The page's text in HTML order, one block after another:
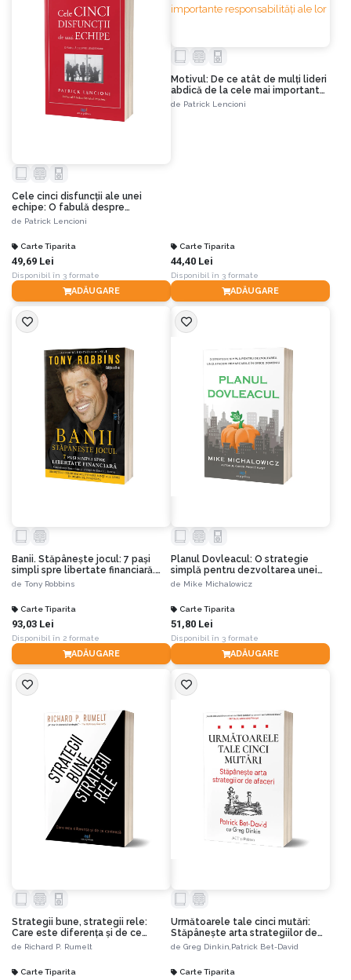
Cele cinci disfuncții ale unei
echipe: O fabulă despre
leadership
de Patrick Lencioni
Carte Tiparita
49,69 Lei
Disponibil în 3 formate
ADĂUGARE
Motivul: De ce atât de mulți lideri
abdică de la cele mai importante
responsabilități ale lor
de Patrick Lencioni
Carte Tiparita
44,40 Lei
Disponibil în 3 formate
ADĂUGARE
Banii. Stăpânește jocul: 7 pași
simpli spre libertate financiară.
Ediția a II-a
de Tony Robbins
Carte Tiparita
93,03 Lei
Disponibil în 2 formate
ADĂUGARE
Planul Dovleacul: O strategie
simplă pentru dezvoltarea unei
afaceri remarcabile în orice
de Mike Michalowicz
Carte Tiparita
51,80 Lei
Disponibil în 3 formate
ADĂUGARE
Strategii bune, strategii rele:
Care este diferența și de ce
contează
de Richard P. Rumelt
Carte Tiparita
Următoarele tale cinci mutări:
Stăpânește arta strategiilor de
afaceri
de Greg Dinkin, Patrick Bet-David
Carte Tiparita